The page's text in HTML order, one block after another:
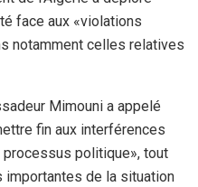
face aux «violations
notamment celles relatives
Mimouni a appelé
fin aux interférences
politique», tout
de la situation